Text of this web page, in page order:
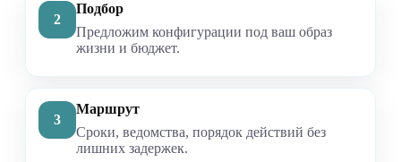
2
Подбор
Предложим конфигурации под ваш образ
жизни и бюджет.
3
Маршрут
Сроки, ведомства, порядок действий без
лишних задержек.